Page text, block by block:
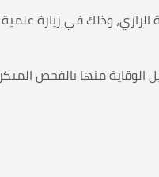
رجب 1446هـ الموافق 12 يناير 2025م طلبة م 4 قسم التمريض بجامعة الرازي، وذلك في زيارة علمية
الوقاية منها بالفحص المبكر